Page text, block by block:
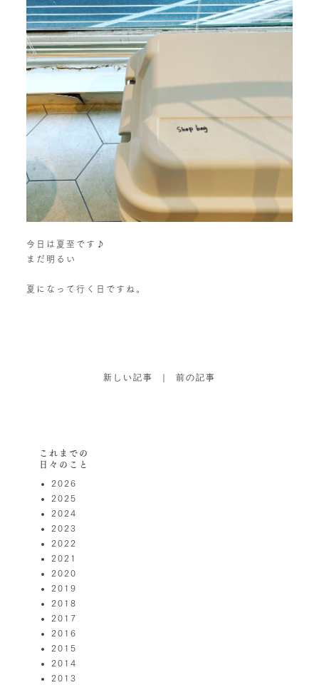
今日は夏至です♪
まだ明るい
夏になって行く日ですね。
新しい記事 前の記事
これまでの
日々のこと
2026
2025
2024
2023
2022
2021
2020
2019
2018
2017
2016
2015
2014
2013